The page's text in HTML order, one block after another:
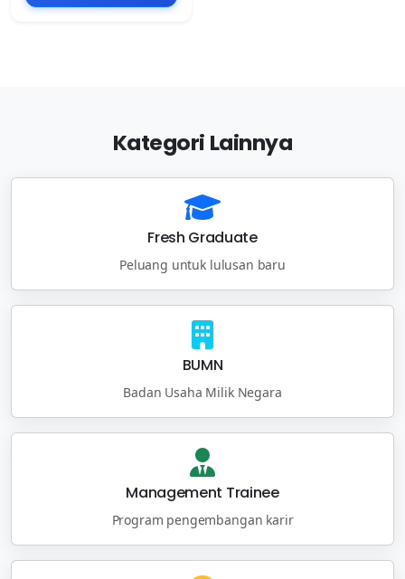
Kategori Lainnya
Fresh Graduate
Peluang untuk lulusan baru
BUMN
Badan Usaha Milik Negara
Management Trainee
Program pengembangan karir